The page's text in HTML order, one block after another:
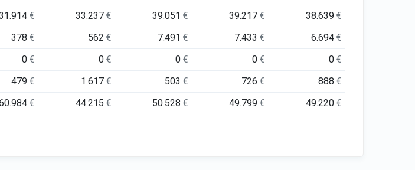
€ 33.237€ 39.051€ 39.217€ 38.639€
378€ 562€ 7.491€ 7.433€ 6.694€
0€ 0€ 0€ 0€ 0€
479€ 1.617€ 503€ 726€ 888€
€ 44.215€ 50.528€ 49.799€ 49.220€